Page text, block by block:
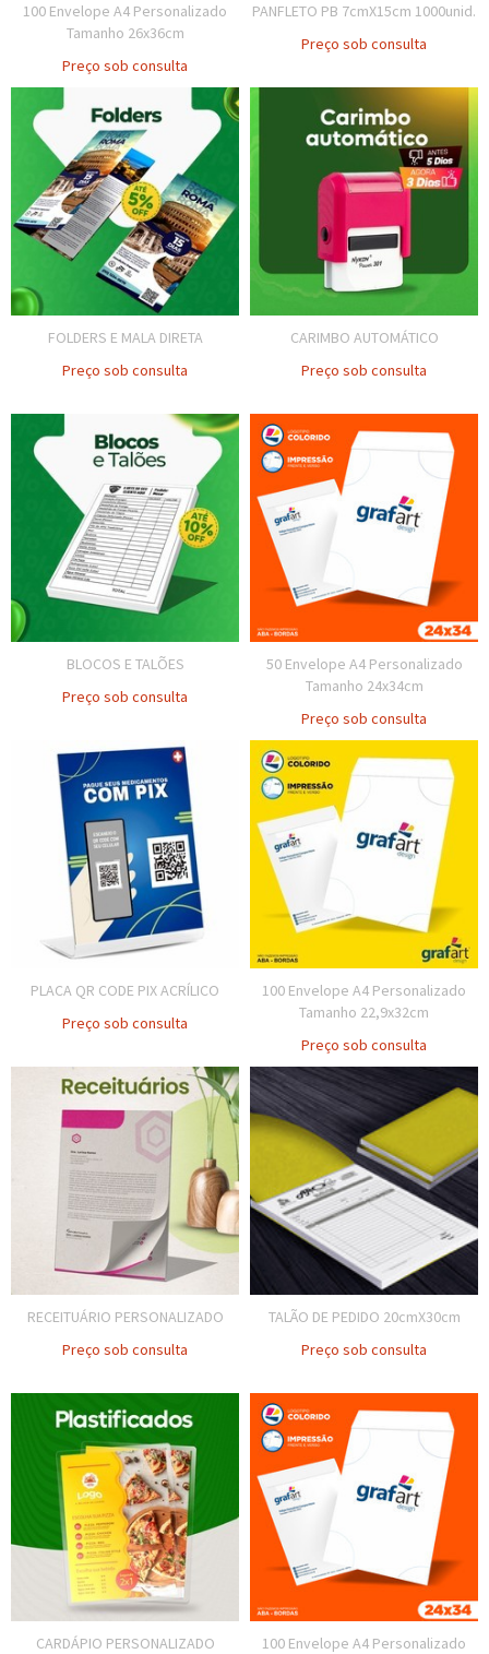
100 Envelope A4 Personalizado
Tamanho 26x36cm
Preço sob consulta
PANFLETO PB 7cmX15cm 1000unid.
Preço sob consulta
FOLDERS E MALA DIRETA
Preço sob consulta
CARIMBO AUTOMÁTICO
Preço sob consulta
BLOCOS E TALÕES
Preço sob consulta
50 Envelope A4 Personalizado
Tamanho 24x34cm
Preço sob consulta
PLACA QR CODE PIX ACRÍLICO
Preço sob consulta
100 Envelope A4 Personalizado
Tamanho 22,9x32cm
Preço sob consulta
RECEITUÁRIO PERSONALIZADO
Preço sob consulta
TALÃO DE PEDIDO 20cmX30cm
Preço sob consulta
CARDÁPIO PERSONALIZADO
100 Envelope A4 Personalizado